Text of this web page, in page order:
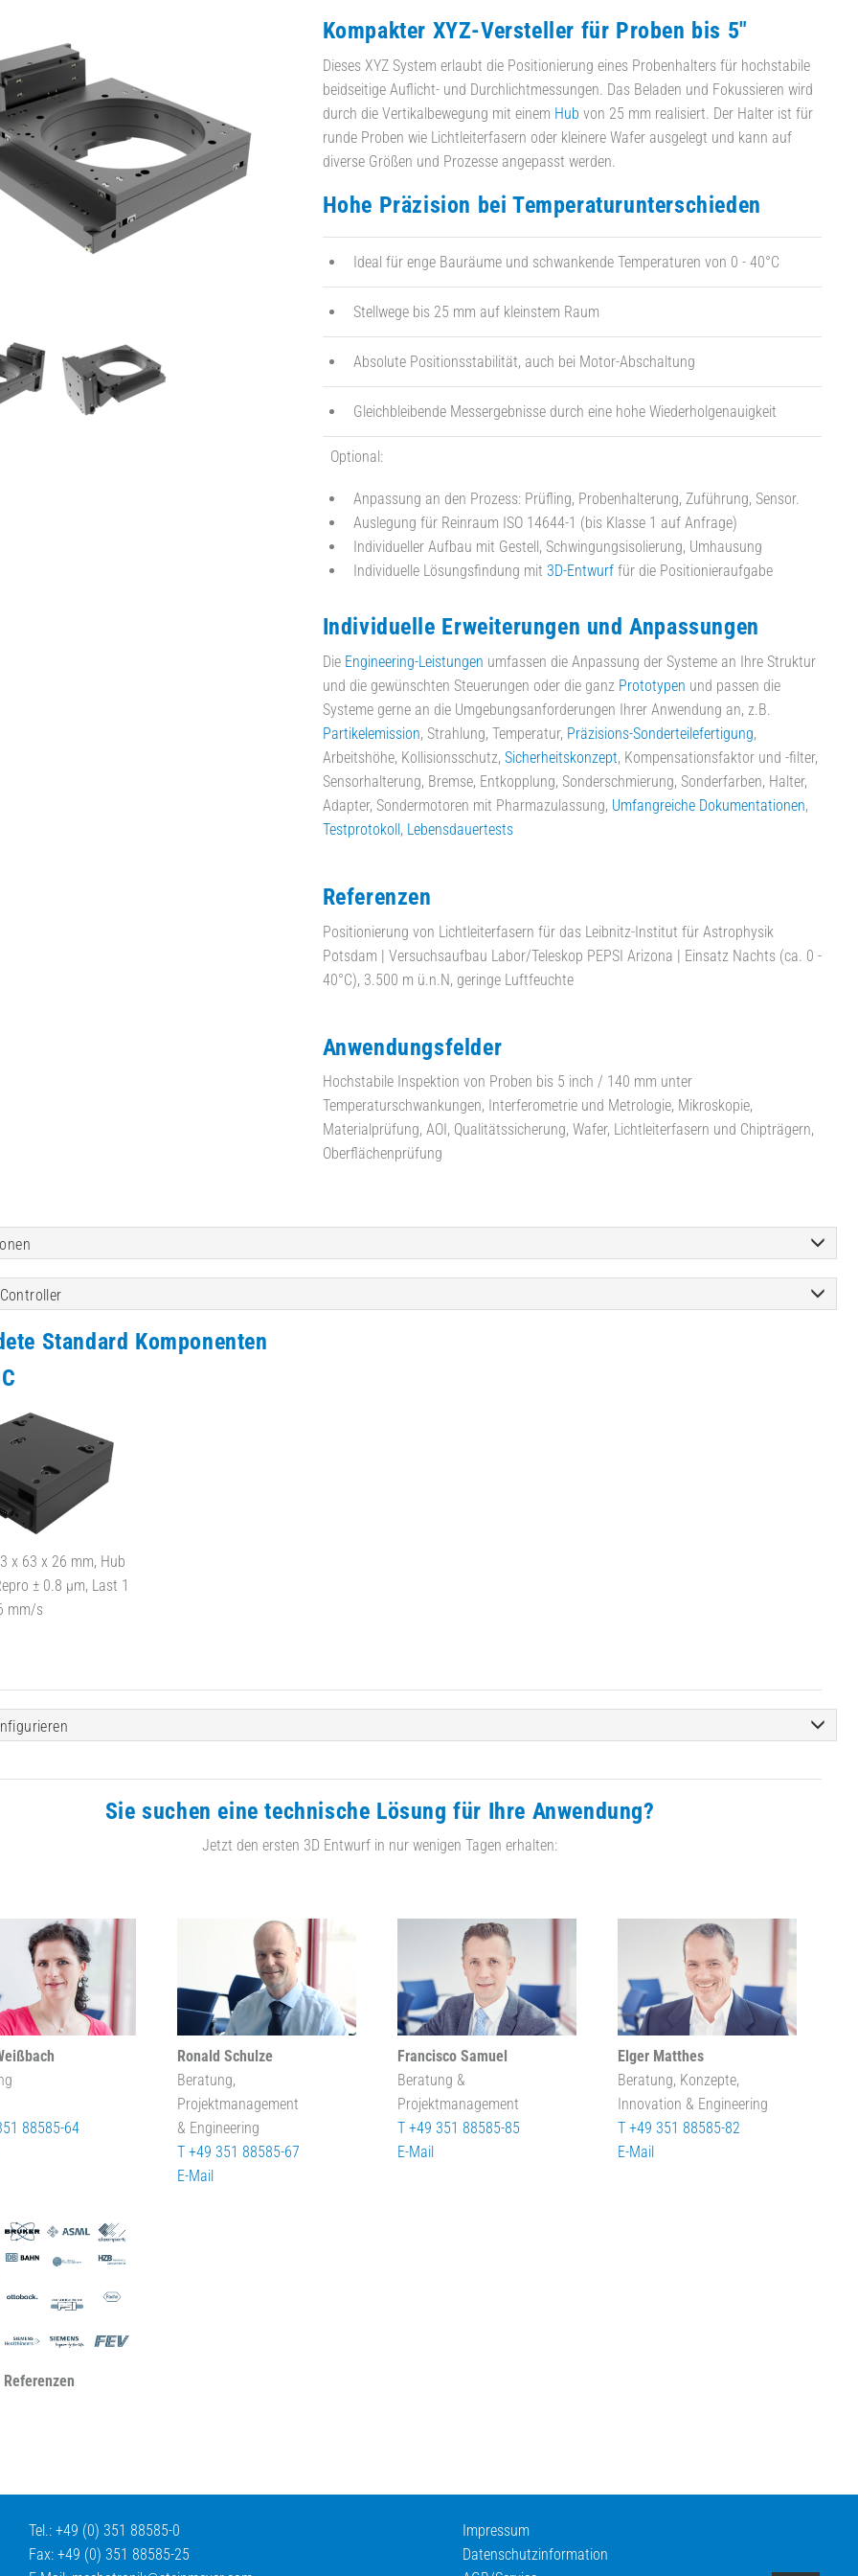
Kompakter XYZ-Versteller für Proben bis 5"
Dieses XYZ System erlaubt die Positionierung eines Probenhalters für hochstabile
beidseitige Auflicht- und Durchlichtmessungen. Das Beladen und Fokussieren wird
durch die Vertikalbewegung mit einem Hub von 25 mm realisiert. Der Halter ist für
runde Proben wie Lichtleiterfasern oder kleinere Wafer ausgelegt und kann auf
diverse Größen und Prozesse angepasst werden.
Hohe Präzision bei Temperaturunterschieden
Ideal für enge Bauräume und schwankende Temperaturen von 0 - 40°C
Stellwege bis 25 mm auf kleinstem Raum
Absolute Positionsstabilität, auch bei Motor-Abschaltung
Gleichbleibende Messergebnisse durch eine hohe Wiederholgenauigkeit
Optional:
Anpassung an den Prozess: Prüfling, Probenhalterung, Zuführung, Sensor.
Auslegung für Reinraum ISO 14644-1 (bis Klasse 1 auf Anfrage)
Individueller Aufbau mit Gestell, Schwingungsisolierung, Umhausung
Individuelle Lösungsfindung mit 3D-Entwurffür die Positionieraufgabe
Individuelle Erweiterungen und Anpassungen
Die Engineering-Leistungen umfassen die Anpassung der Systeme an Ihre Struktur
und die gewünschten Steuerungen oder die ganz Prototypen und passen die
Systeme gerne an die Umgebungsanforderungen Ihrer Anwendung an, z.B.
Partikelemission, Strahlung, Temperatur, Präzisions-Sonderteilefertigung,
Arbeitshöhe, Kollisionsschutz, Sicherheitskonzept, Kompensationsfaktor und -filter,
Sensorhalterung, Bremse, Entkopplung, Sonderschmierung, Sonderfarben, Halter,
Adapter, Sondermotoren mit Pharmazulassung, Umfangreiche Dokumentationen,
Testprotokoll, Lebensdauertests
Referenzen
Positionierung von Lichtleiterfasern für das Leibnitz-Institut für Astrophysik
Potsdam | Versuchsaufbau Labor/Teleskop PEPSI Arizona | Einsatz Nachts (ca. 0 -
40°C), 3.500 m ü.n.N, geringe Luftfeuchte
Anwendungsfelder
Hochstabile Inspektion von Proben bis 5 inch / 140 mm unter
Temperaturschwankungen, Interferometrie und Metrologie, Mikroskopie,
Materialprüfung, AOI, Qualitätssicherung, Wafer, Lichtleiterfasern und Chipträgern,
Oberflächenprüfung
Standard Komponenten
x 63 x 26 mm, Hub
± 0.8 µm, Last 1
mm/s
Sie suchen eine technische Lösung für Ihre Anwendung?
Jetzt den ersten 3D Entwurf in nur wenigen Tagen erhalten:
88585-64
Ronald Schulze
Beratung,
Projektmanagement
& Engineering
T +49 351 88585-67
E-Mail
Francisco Samuel
Beratung &
Projektmanagement
T +49 351 88585-85
E-Mail
Elger Matthes
Beratung, Konzepte,
Innovation & Engineering
T +49 351 88585-82
E-Mail
Referenzen
Tel.: +49 (0) 351 88585-0
Fax: +49 (0) 351 88585-25
Impressum
Datenschutzinformation